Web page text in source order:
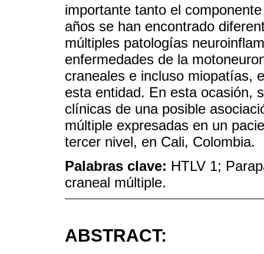
importante tanto el
años se han encontrado
múltiples patologías
enfermedades de la
craneales e incluso miopatías,
esta entidad. En esta ocasión,
clínicas de una posible
múltiple expresadas en un
tercer nivel, en Cali, Colombia.
Palabras clave: HTLV 1;
craneal múltiple.
ABSTRACT: